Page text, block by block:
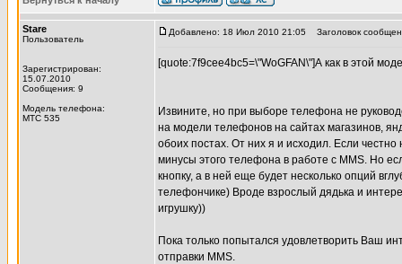
Stare
Пользователь
Зарегистрирован:
15.07.2010
Сообщения: 9
Модель телефона:
МТС 535
Добавлено: 18 Июл 2010 21:05 Заголовок
[quote:7f9cee4bc5=\"WoGFAN\"]А как в этой
Извините, но при выборе телефона не
на модели телефонов на сайтах магазинов,
обоих постах. От них я и исходил. Если
минусы этого телефона в работе с MMS. Но
кнопку, а в ней еще будет несколько опций
телефончике) Вроде взрослый дядька и
игрушку))
Пока только попытался удовлетворить Ваш
отправки MMS.